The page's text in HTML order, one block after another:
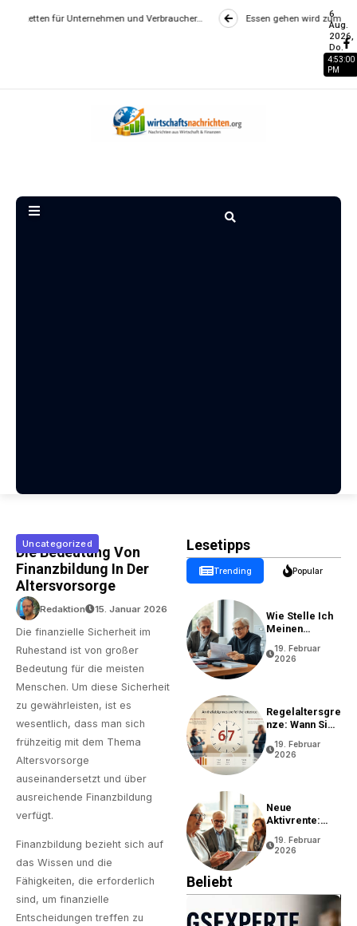
und Verbraucher… Essen gehen wird zum Luxus? Wie
6
Aug.
2026,
Do.
4:53:01
PM
Uncategorized
Die Bedeutung Von
Finanzbildung In Der
Altersvorsorge
Redaktion 15. Januar 2026
Die finanzielle Sicherheit im
Ruhestand ist von großer
Bedeutung für die meisten
Menschen. Um diese Sicherheit
zu gewährleisten, ist es
wesentlich, dass man sich
frühzeitig mit dem Thema
Altersvorsorge
auseinandersetzt und über
ausreichende Finanzbildung
verfügt.
Finanzbildung bezieht sich auf
das Wissen und die
Fähigkeiten, die erforderlich
sind, um finanzielle
Entscheidungen treffen zu
Lesetipps
Trending Popular
Wie Stelle Ich
Meinen
19. Februar
2026
Regelaltersgre
Nze: Wann Sie
Können
19. Februar
2026
Neue
Aktivrente:
Bedingungen
19. Februar
2026
Beliebt